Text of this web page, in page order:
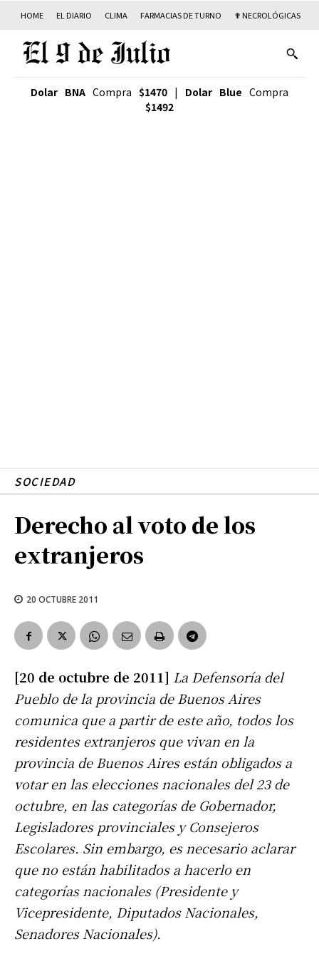
HOME EL DIARIO CLIMA FARMACIAS DE TURNO ✟ NECROLÓGICAS
Dolar BNA Compra $1470 | Dolar Blue Compra
$1492
SOCIEDAD
Derecho al voto de los
extranjeros
20 OCTUBRE 2011
[20 de octubre de 2011] La Defensoría del
Pueblo de la provincia de Buenos Aires
comunica que a partir de este año, todos los
residentes extranjeros que vivan en la
provincia de Buenos Aires están obligados a
votar en las elecciones nacionales del 23 de
octubre, en las categorías de Gobernador,
Legisladores provinciales y Consejeros
Escolares. Sin embargo, es necesario aclarar
que no están habilitados a hacerlo en
categorías nacionales (Presidente y
Vicepresidente, Diputados Nacionales,
Senadores Nacionales).